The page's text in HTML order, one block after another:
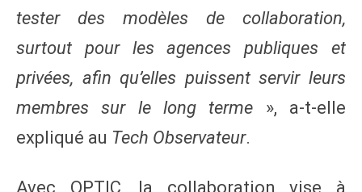
tester des modèles de collaboration,
surtout pour les agences publiques et
privées, afin qu’elles puissent servir leurs
membres sur le long terme », a-t-elle
expliqué au Tech Observateur.
Avec OPTIC, la collaboration vise à